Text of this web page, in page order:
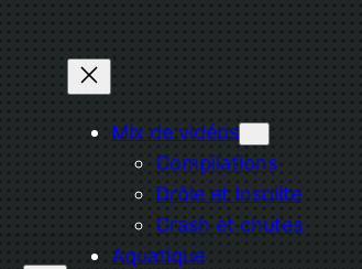
Mix de vidéos
Compilations
Drôle et Insolite
Crash et chutes
Aquatique